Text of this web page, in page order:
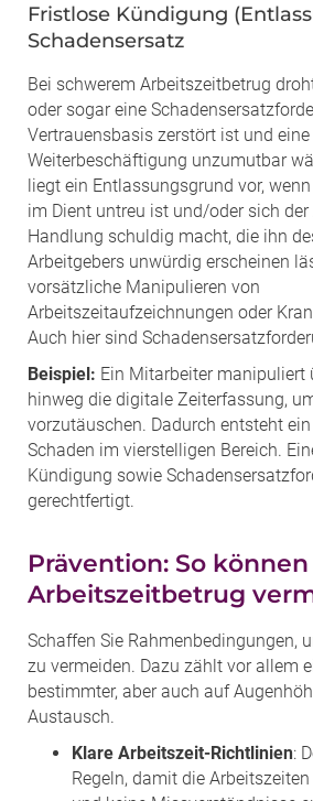
Fristlose Kündigung
Schadensersatz
Bei schwerem Arbeitszeitbetrug
oder sogar eine
Vertrauensbasis zerstört ist und eine
Weiterbeschäftigung unzumutbar
liegt ein Entlassungsgrund vor,
im Dient untreu ist und/oder sich
Handlung schuldig macht, die ihn
Arbeitgebers unwürdig erscheinen
vorsätzliche Manipulieren von
Arbeitszeitaufzeichnungen oder
Auch hier sind
Beispiel: Ein Mitarbeiter manipuliert
hinweg die digitale Zeiterfassung,
vorzutäuschen. Dadurch entsteht
Schaden im vierstelligen Bereich.
Kündigung sowie
gerechtfertigt.
Prävention: So
Arbeitszeitbetrug
Schaffen Sie Rahmenbedingungen,
zu vermeiden. Dazu zählt vor allem
bestimmter, aber auch auf
Austausch.
Klare Arbeitszeit-Richtlinien:
Regeln, damit die